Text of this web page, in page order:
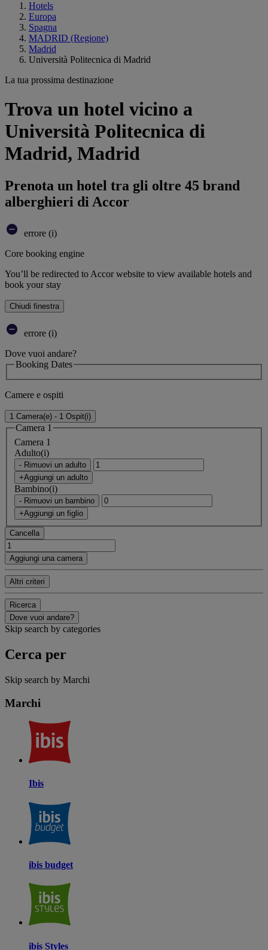
Hotels
Europa
Spagna
MADRID (Regione)
Madrid
Università Politecnica di Madrid
La tua prossima destinazione
Trova un hotel vicino a
Università Politecnica di
Madrid, Madrid
Prenota un hotel tra gli oltre 45 brand
alberghieri di Accor
errore (i)
Core booking engine
You’ll be redirected to Accor website to view available hotels and
book your stay
Chiudi finestra
errore (i)
Dove vuoi andare?
Booking Dates
Camere e ospiti
1 Camera(e) - 1 Ospit(i)
Camera 1
Camera 1
Adulto(i)
- Rimuovi un adulto
+Aggiungi un adulto
Bambino(i)
- Rimuovi un bambino
+Aggiungi un figlio
Cancella
Aggiungi una camera
Altri criteri
Ricerca
Dove vuoi andare?
Skip search by categories
Cerca per
Skip search by Marchi
Marchi
Ibis
ibis budget
ibis Styles